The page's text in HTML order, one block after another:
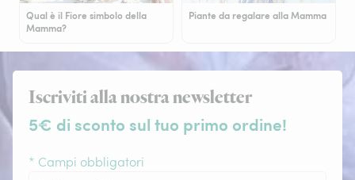
Qual è il Fiore simbolo della
Mamma?
Piante da regalare alla Mamma
Iscriviti alla nostra newsletter
5€ di sconto sul tuo primo ordine!
* Campi obbligatori